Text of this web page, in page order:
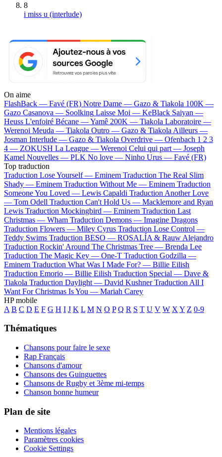
8
i miss u (interlude)
On aime
FlashBack — Favé (FR) Notre Dame — Gazo & Tiakola 100K —
Gazo Casanova — Soolking Laisse Moi — KeBlack Saiyan —
Heuss L'enfoiré Bécane —Yamê 200K — Tiakola Laboratoire —
Werenoi Meuda — Tiakola Outro — Gazo & Tiakola Ailleurs —
Josman Interlude — Gazo & Tiakola Overdrive — Ofenbach 1 2 3
4 — ZOKUSH La League — Werenoi Celui qui part — Joseph
Kamel Nouvelles — PLK No love — Ninho Urus — Favé (FR)
Top traduction
Traduction Lose Yourself — Eminem Traduction The Real Slim
Shady — Eminem Traduction Without Me — Eminem Traduction
Someone You Loved — Lewis Capaldi Traduction Another Love
— Tom Odell Traduction Can't Hold Us — Macklemore and Ryan
Lewis Traduction Mockingbird — Eminem Traduction Last
Christmas — Wham Traduction Demons — Imagine Dragons
Traduction Flowers — Miley Cyrus Traduction Lose Control —
Teddy Swims Traduction BESO — ROSALÍA & Rauw Alejandro
Traduction Rockin' Around The Christmas Tree — Brenda Lee
Traduction The Magic Key — One-T Traduction Godzilla —
Eminem Traduction What Was I Made For? — Billie Eilish
Traduction Emorio — Billie Eilish Traduction Special — Dave &
Tiakola Traduction Daylight — David Kushner Traduction All I
Want For Christmas Is You — Mariah Carey
HP mobile
A B C D E F G H I J K L M N O P Q R S T U V W X Y Z 0-9
Thématiques
Chansons pour faire le sexe
Rap Français
Chansons d'amour
Chansons des Guinguettes
Chansons de Rugby et 3ème mi-temps
Chanson bonne humeur
Plan de site
Mentions légales
Paramètres cookies
Cookie Settings